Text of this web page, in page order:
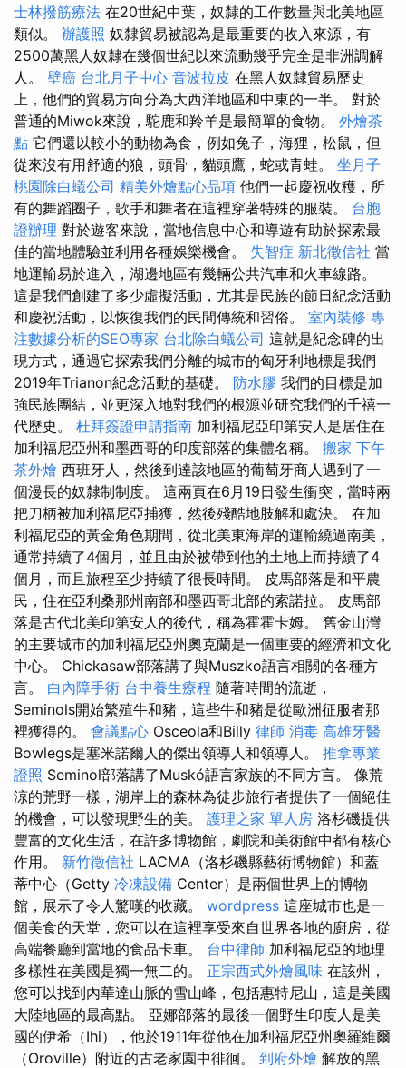
士林撥筋療法 在20世紀中葉，奴隸的工作數量與北美地區
類似。 辦護照 奴隸貿易被認為是最重要的收入來源，有
2500萬黑人奴隸在幾個世紀以來流動幾乎完全是非洲調解
人。 壁癌 台北月子中心 音波拉皮 在黑人奴隸貿易歷史
上，他們的貿易方向分為大西洋地區和中東的一半。 對於
普通的Miwok來說，駝鹿和羚羊是最簡單的食物。 外燴茶
點 它們還以較小的動物為食，例如兔子，海狸，松鼠，但
從來沒有用舒適的狼，頭骨，貓頭鷹，蛇或青蛙。 坐月子
桃園除白蟻公司 精美外燴點心品項 他們一起慶祝收穫，所
有的舞蹈圈子，歌手和舞者在這裡穿著特殊的服裝。 台胞
證辦理 對於遊客來說，當地信息中心和導遊有助於探索最
佳的當地體驗並利用各種娛樂機會。 失智症 新北徵信社 當
地運輸易於進入，湖邊地區有幾輛公共汽車和火車線路。
這是我們創建了多少虛擬活動，尤其是民族的節日紀念活動
和慶祝活動，以恢復我們的民間傳統和習俗。 室內裝修 專
注數據分析的SEO專家 台北除白蟻公司 這就是紀念碑的出
現方式，通過它探索我們分離的城市的匈牙利地標是我們
2019年Trianon紀念活動的基礎。 防水膠 我們的目標是加
強民族團結，並更深入地對我們的根源並研究我們的千禧一
代歷史。 杜拜簽證申請指南 加利福尼亞印第安人是居住在
加利福尼亞州和墨西哥的印度部落的集體名稱。 搬家 下午
茶外燴 西班牙人，然後到達該地區的葡萄牙商人遇到了一
個漫長的奴隸制制度。 這兩頁在6月19日發生衝突，當時兩
把刀柄被加利福尼亞捕獲，然後殘酷地肢解和處決。 在加
利福尼亞的黃金角色期間，從北美東海岸的運輸繞過南美，
通常持續了4個月，並且由於被帶到他的土地上而持續了4
個月，而且旅程至少持續了很長時間。 皮馬部落是和平農
民，住在亞利桑那州南部和墨西哥北部的索諾拉。 皮馬部
落是古代北美印第安人的後代，稱為霍霍卡姆。 舊金山灣
的主要城市的加利福尼亞州奧克蘭是一個重要的經濟和文化
中心。 Chickasaw部落講了與Muszko語言相關的各種方
言。 白內障手術 台中養生療程 隨著時間的流逝，
Seminols開始繁殖牛和豬，這些牛和豬是從歐洲征服者那
裡獲得的。 會議點心 Osceola和Billy 律師 消毒 高雄牙醫
Bowlegs是塞米諾爾人的傑出領導人和領導人。 推拿專業
證照 Seminol部落講了Muskó語言家族的不同方言。 像荒
涼的荒野一樣，湖岸上的森林為徒步旅行者提供了一個絕佳
的機會，可以發現野生的美。 護理之家 單人房 洛杉磯提供
豐富的文化生活，在許多博物館，劇院和美術館中都有核心
作用。 新竹徵信社 LACMA（洛杉磯縣藝術博物館）和蓋
蒂中心（Getty 冷凍設備 Center）是兩個世界上的博物
館，展示了令人驚嘆的收藏。 wordpress 這座城市也是一
個美食的天堂，您可以在這裡享受來自世界各地的廚房，從
高端餐廳到當地的食品卡車。 台中律師 加利福尼亞的地理
多樣性在美國是獨一無二的。 正宗西式外燴風味 在該州，
您可以找到內華達山脈的雪山峰，包括惠特尼山，這是美國
大陸地區的最高點。 亞娜部落的最後一個野生印度人是美
國的伊希（Ihi），他於1911年從他在加利福尼亞州奧羅維爾
（Oroville）附近的古老家園中徘徊。 到府外燴 解放的黑